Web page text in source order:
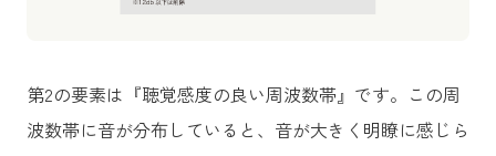
第2の要素は『聴覚感度の良い周波数帯』です。この周
波数帯に音が分布していると、音が大きく明瞭に感じら